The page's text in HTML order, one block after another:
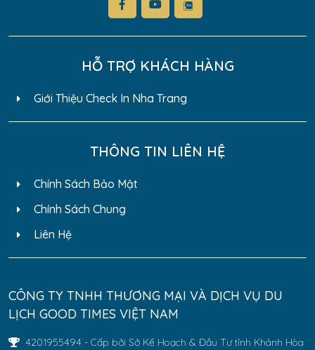
HỖ TRỢ KHÁCH HÀNG
Giới Thiệu Check In Nha Trang
THÔNG TIN LIÊN HỆ
Chính Sách Bảo Mật
Chính Sách Chung
Liên Hệ
CÔNG TY TNHH THƯƠNG MẠI VÀ DỊCH VỤ DU
LỊCH GOOD TIMES VIỆT NAM
4201955494 - Cấp bởi Sở Kế Hoạch & Đầu Tư tỉnh Khánh Hòa